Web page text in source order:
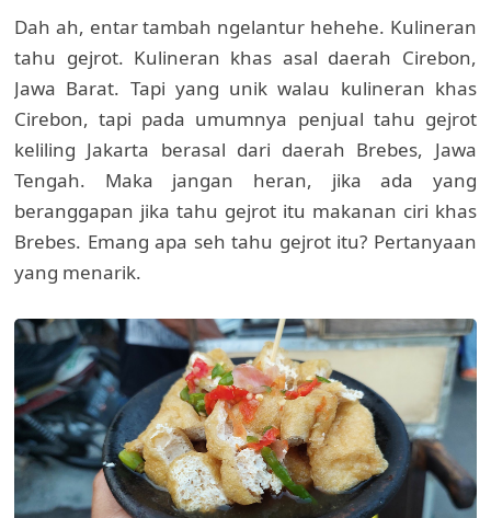
Dah ah, entar tambah ngelantur hehehe. Kulineran
tahu gejrot. Kulineran khas asal daerah Cirebon,
Jawa Barat. Tapi yang unik walau kulineran khas
Cirebon, tapi pada umumnya penjual tahu gejrot
keliling Jakarta berasal dari daerah Brebes, Jawa
Tengah. Maka jangan heran, jika ada yang
beranggapan jika tahu gejrot itu makanan ciri khas
Brebes. Emang apa seh tahu gejrot itu? Pertanyaan
yang menarik.